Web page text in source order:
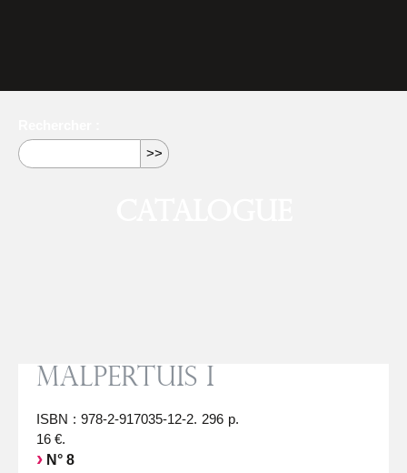
Malpertuis I
ISBN : 978-2-917035-12-2. 296 p.
16 €.
N° 8